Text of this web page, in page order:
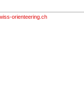
orienteering.ch